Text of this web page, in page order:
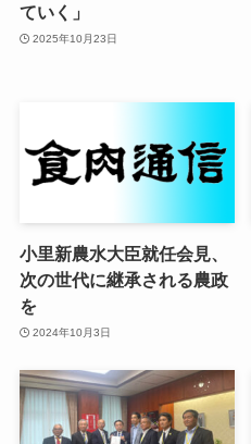
ていく」
2025年10月23日
小里新農水大臣就任会見、
次の世代に継承される農政
を
2024年10月3日